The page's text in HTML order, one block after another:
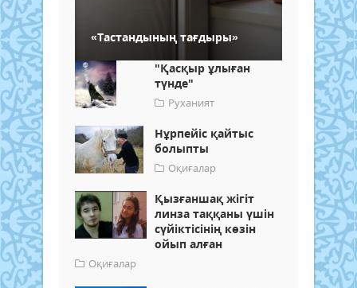
«Тастандының тағдыры»
"Қасқыр ұлыған
түнде"
Руханият
Нұрпейіс қайтыс
болыпты
Оқиғалар
Қызғаншақ жігіт
линза таққаны үшін
сүйіктісінің көзін
ойып алған
Оқиғалар